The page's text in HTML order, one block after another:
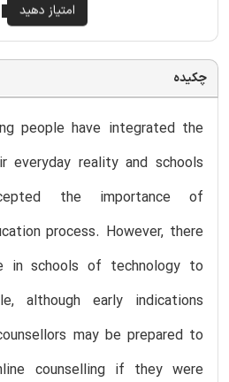
چکیده
people have integrated the
everyday reality and schools
the importance of
process. However, there
in schools of technology to
although early indications
may be prepared to
counselling if they were